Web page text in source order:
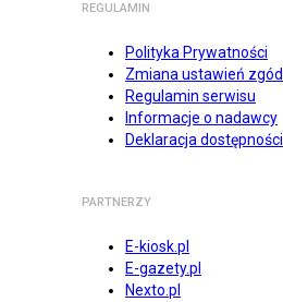
REGULAMIN
Polityka Prywatności
Zmiana ustawień zgód
Regulamin serwisu
Informacje o nadawcy
Deklaracja dostępności
PARTNERZY
E-kiosk.pl
E-gazety.pl
Nexto.pl